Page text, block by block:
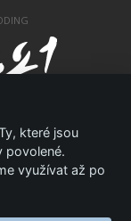
práva
které jsou
povolené.
využívat až po